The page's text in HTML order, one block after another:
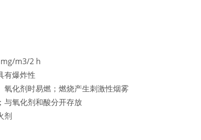
mg/m3/2 h
有爆炸性
化剂时易燃；燃烧产生刺激性烟雾
与氧化剂和酸分开存放
剂